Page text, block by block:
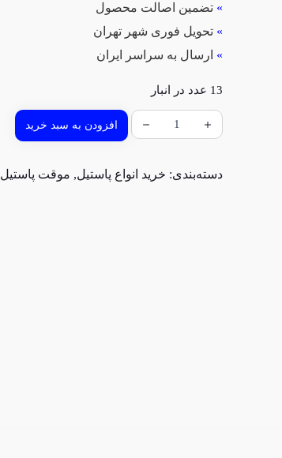
» تضمین اصالت محصول
» تحویل فوری شهر تهران
» ارسال به سراسر ایران
13 عدد در انبار
افزودن به سبد خرید
دسته‌بندی: خرید انواع پاستیل, موقت پاستیل